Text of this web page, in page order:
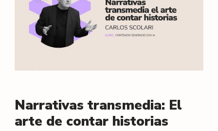
Narrativas transmedia: El
arte de contar historias